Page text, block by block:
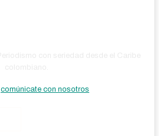
comúnicate con nosotros